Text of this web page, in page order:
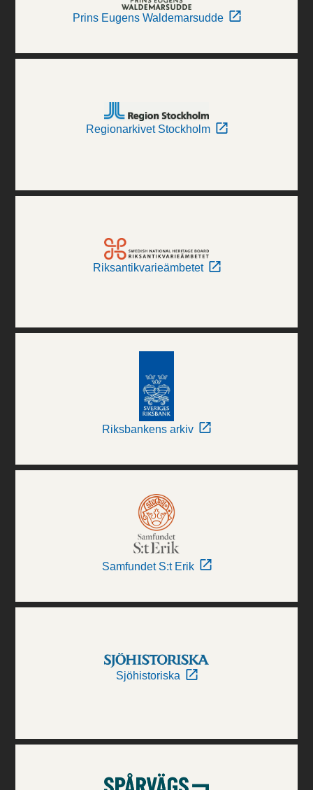
Prins Eugens Waldemarsudde
Regionarkivet Stockholm
Riksantikvarieämbetet
Riksbankens arkiv
Samfundet S:t Erik
Sjöhistoriska